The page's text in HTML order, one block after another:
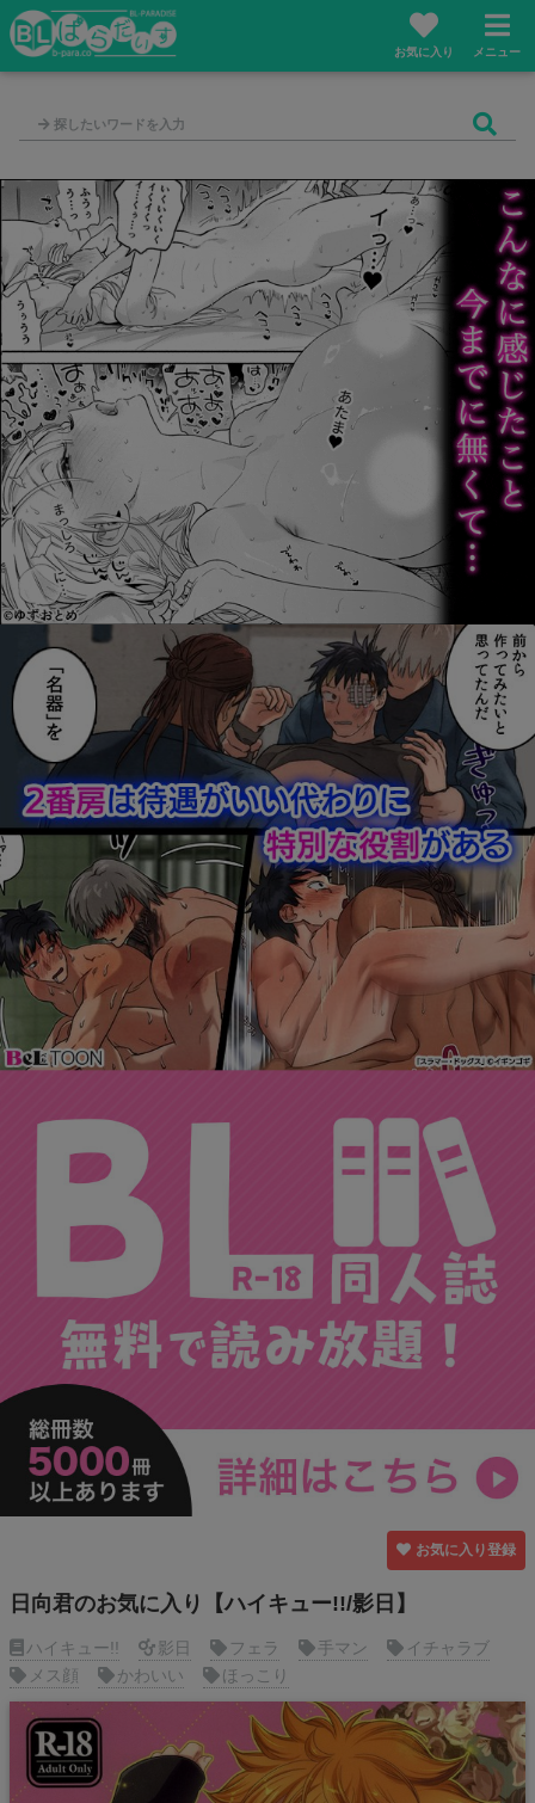
お気に入り メニュー
お気に入り登録
日向君のお気に入り【ハイキュー!!/影日】
ハイキュー!! 影日 フェラ 手マン
イチャラブ
メス顔
かわいい ほっこり